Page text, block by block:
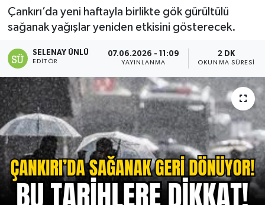
Çankırı’da yeni haftayla birlikte gök gürültülü
sağanak yağışlar yeniden etkisini gösterecek.
SELENAY ÜNLÜ
EDITÖR
07.06.2026 - 11:09
YAYINLANMA
2 DK
OKUNMA SÜRESI